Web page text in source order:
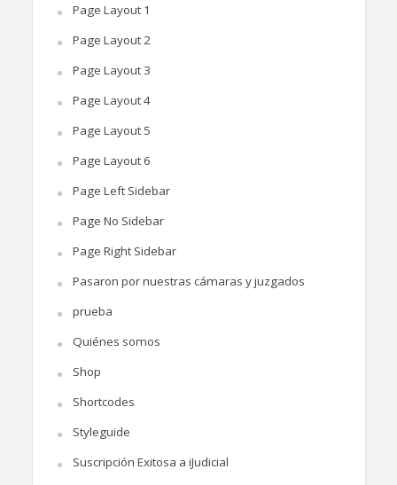
Page Layout 1
Page Layout 2
Page Layout 3
Page Layout 4
Page Layout 5
Page Layout 6
Page Left Sidebar
Page No Sidebar
Page Right Sidebar
Pasaron por nuestras cámaras y juzgados
prueba
Quiénes somos
Shop
Shortcodes
Styleguide
Suscripción Exitosa a iJudicial